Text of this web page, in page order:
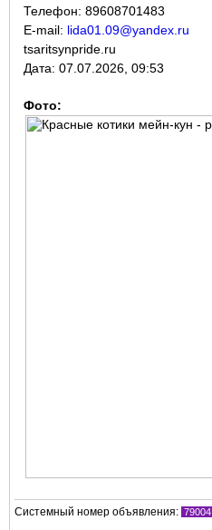
Телефон: 89608701483
E-mail: lida01.09@yandex.ru
tsaritsynpride.ru
Дата: 07.07.2026, 09:53
Фото:
Системный номер объявления: 79004